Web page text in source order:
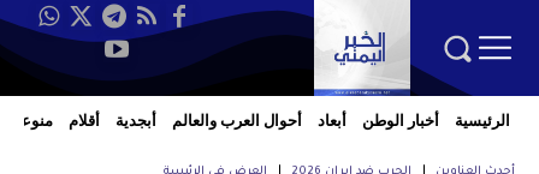
الرئيسية أخبار الوطن أبعاد أحوال العرب والعالم أبجدية أقلام منوعات